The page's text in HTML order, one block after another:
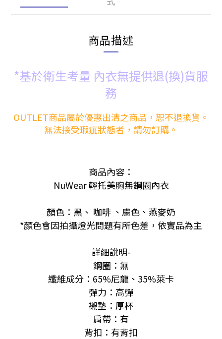
商品描述
*基於衛生考量 內衣無提供退(換)貨服
務
OUTLET商品屬於優惠出清之商品，恕不退換貨。
無法接受瑕疵狀態者，請勿訂購。
商品內容：
NuWear 輕托美胸無鋼圈內衣
顏色：黑 、 咖啡 、膚色 、燕麥奶
*顏色會因拍攝燈光問題有所色差，依實品為主
詳細說明-
鋼圈：無
纖維成分：65%尼龍、35%萊卡
彈力 ：高彈
襯墊：厚杯
肩帶：有
背扣：有背扣